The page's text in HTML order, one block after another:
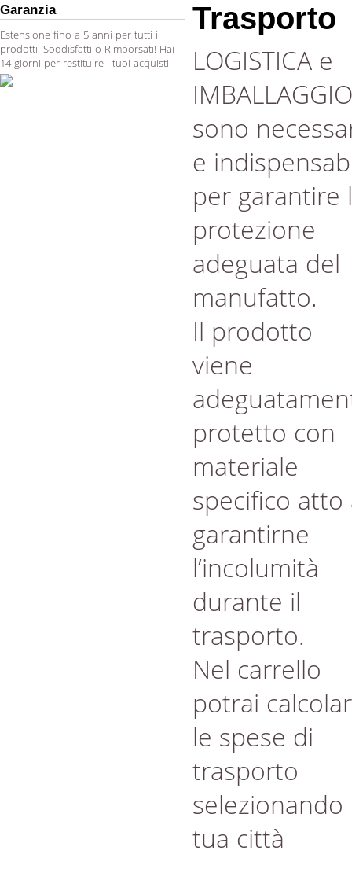
Garanzia
Estensione fino a 5 anni per tutti i
prodotti. Soddisfatti o Rimborsati! Hai
14 giorni per restituire i tuoi acquisti.
Trasporto
LOGISTICA e
IMBALLAGGIO
sono
e
per garantire
protezione
adeguata del
manufatto.
Il prodotto
viene
protetto con
materiale
specifico atto
garantirne
l’incolumità
durante il
trasporto.
Nel carrello
potrai
le spese di
trasporto
selezionando
tua città